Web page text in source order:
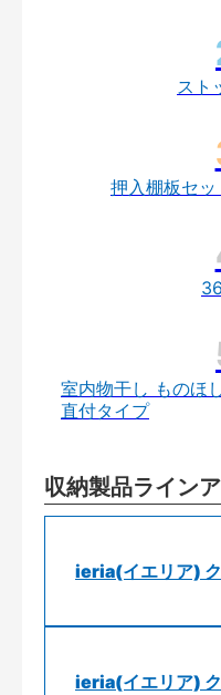
スト
押入棚板セッ
室内物干し ものほ
直付タイプ
収納製品ライン
ieria(イエリア)
ieria(イエリア)